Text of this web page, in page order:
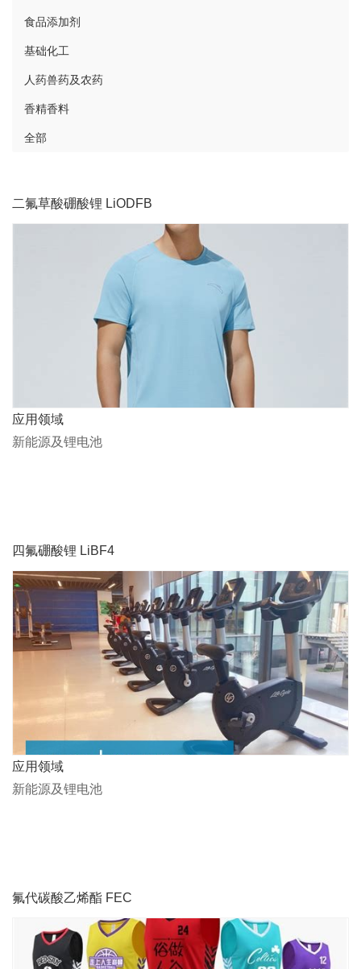
食品添加剂
基础化工
人药兽药及农药
香精香料
全部
二氟草酸硼酸锂 LiODFB
应用领域
新能源及锂电池
四氟硼酸锂 LiBF4
应用领域
新能源及锂电池
氟代碳酸乙烯酯 FEC